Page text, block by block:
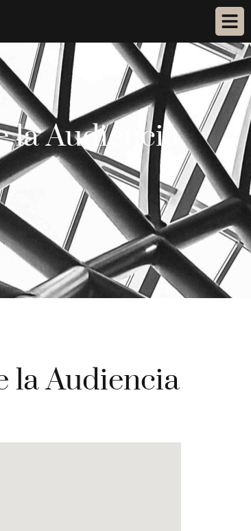
la Audiencia
la Audiencia